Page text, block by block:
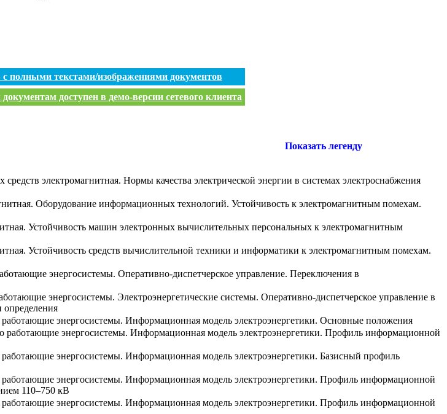
с полными текстами/изображениями документов
доступен в демо-версии сетевого клиента
Показать легенду
электромагнитная. Нормы качества электрической энергии в системах электроснабжения
Оборудование информационных технологий. Устойчивость к электромагнитным помехам.
Устойчивость машин электронных вычислительных персональных к электромагнитным
Устойчивость средств вычислительной техники и информатики к электромагнитным помехам.
энергосистемы. Оперативно-диспетчерское управление. Переключения в
энергосистемы. Электроэнергетические системы. Оперативно-диспетчерское управление в
определения
работающие энергосистемы. Информационная модель электроэнергетики. Основные положения
работающие энергосистемы. Информационная модель электроэнергетики. Профиль информационной
работающие энергосистемы. Информационная модель электроэнергетики. Базисный профиль
работающие энергосистемы. Информационная модель электроэнергетики. Профиль информационной
110–750 кВ
работающие энергосистемы. Информационная модель электроэнергетики. Профиль информационной